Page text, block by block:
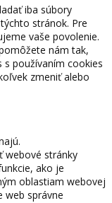
iba súbory
stránok. Pre
vaše povolenie.
nám tak,
s používaním cookies
zmeniť alebo
webové stránky
ako je
oblastiam webovej
web správne